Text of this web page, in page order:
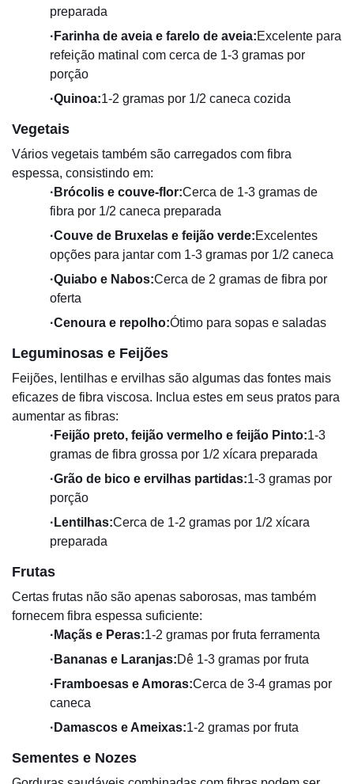
preparada
· Farinha de aveia e farelo de aveia:Excelente para
refeição matinal com cerca de 1-3 gramas por
porção
·Quinoa:1-2 gramas por 1/2 caneca cozida
Vegetais
Vários vegetais também são carregados com fibra
espessa, consistindo em:
· Brócolis e couve-flor:Cerca de 1-3 gramas de
fibra por 1/2 caneca preparada
·Couve de Bruxelas e feijão verde:Excelentes
opções para jantar com 1-3 gramas por 1/2 caneca
·Quiabo e Nabos:Cerca de 2 gramas de fibra por
oferta
·Cenoura e repolho:Ótimo para sopas e saladas
Leguminosas e Feijões
Feijões, lentilhas e ervilhas são algumas das fontes mais
eficazes de fibra viscosa. Inclua estes em seus pratos para
aumentar as fibras:
· Feijão preto, feijão vermelho e feijão Pinto:1-3
gramas de fibra grossa por 1/2 xícara preparada
·Grão de bico e ervilhas partidas:1-3 gramas por
porção
· Lentilhas:Cerca de 1-2 gramas por 1/2 xícara
preparada
Frutas
Certas frutas não são apenas saborosas, mas também
fornecem fibra espessa suficiente:
· Maçãs e Peras:1-2 gramas por fruta ferramenta
· Bananas e Laranjas:Dê 1-3 gramas por fruta
· Framboesas e Amoras:Cerca de 3-4 gramas por
caneca
· Damascos e Ameixas:1-2 gramas por fruta
Sementes e Nozes